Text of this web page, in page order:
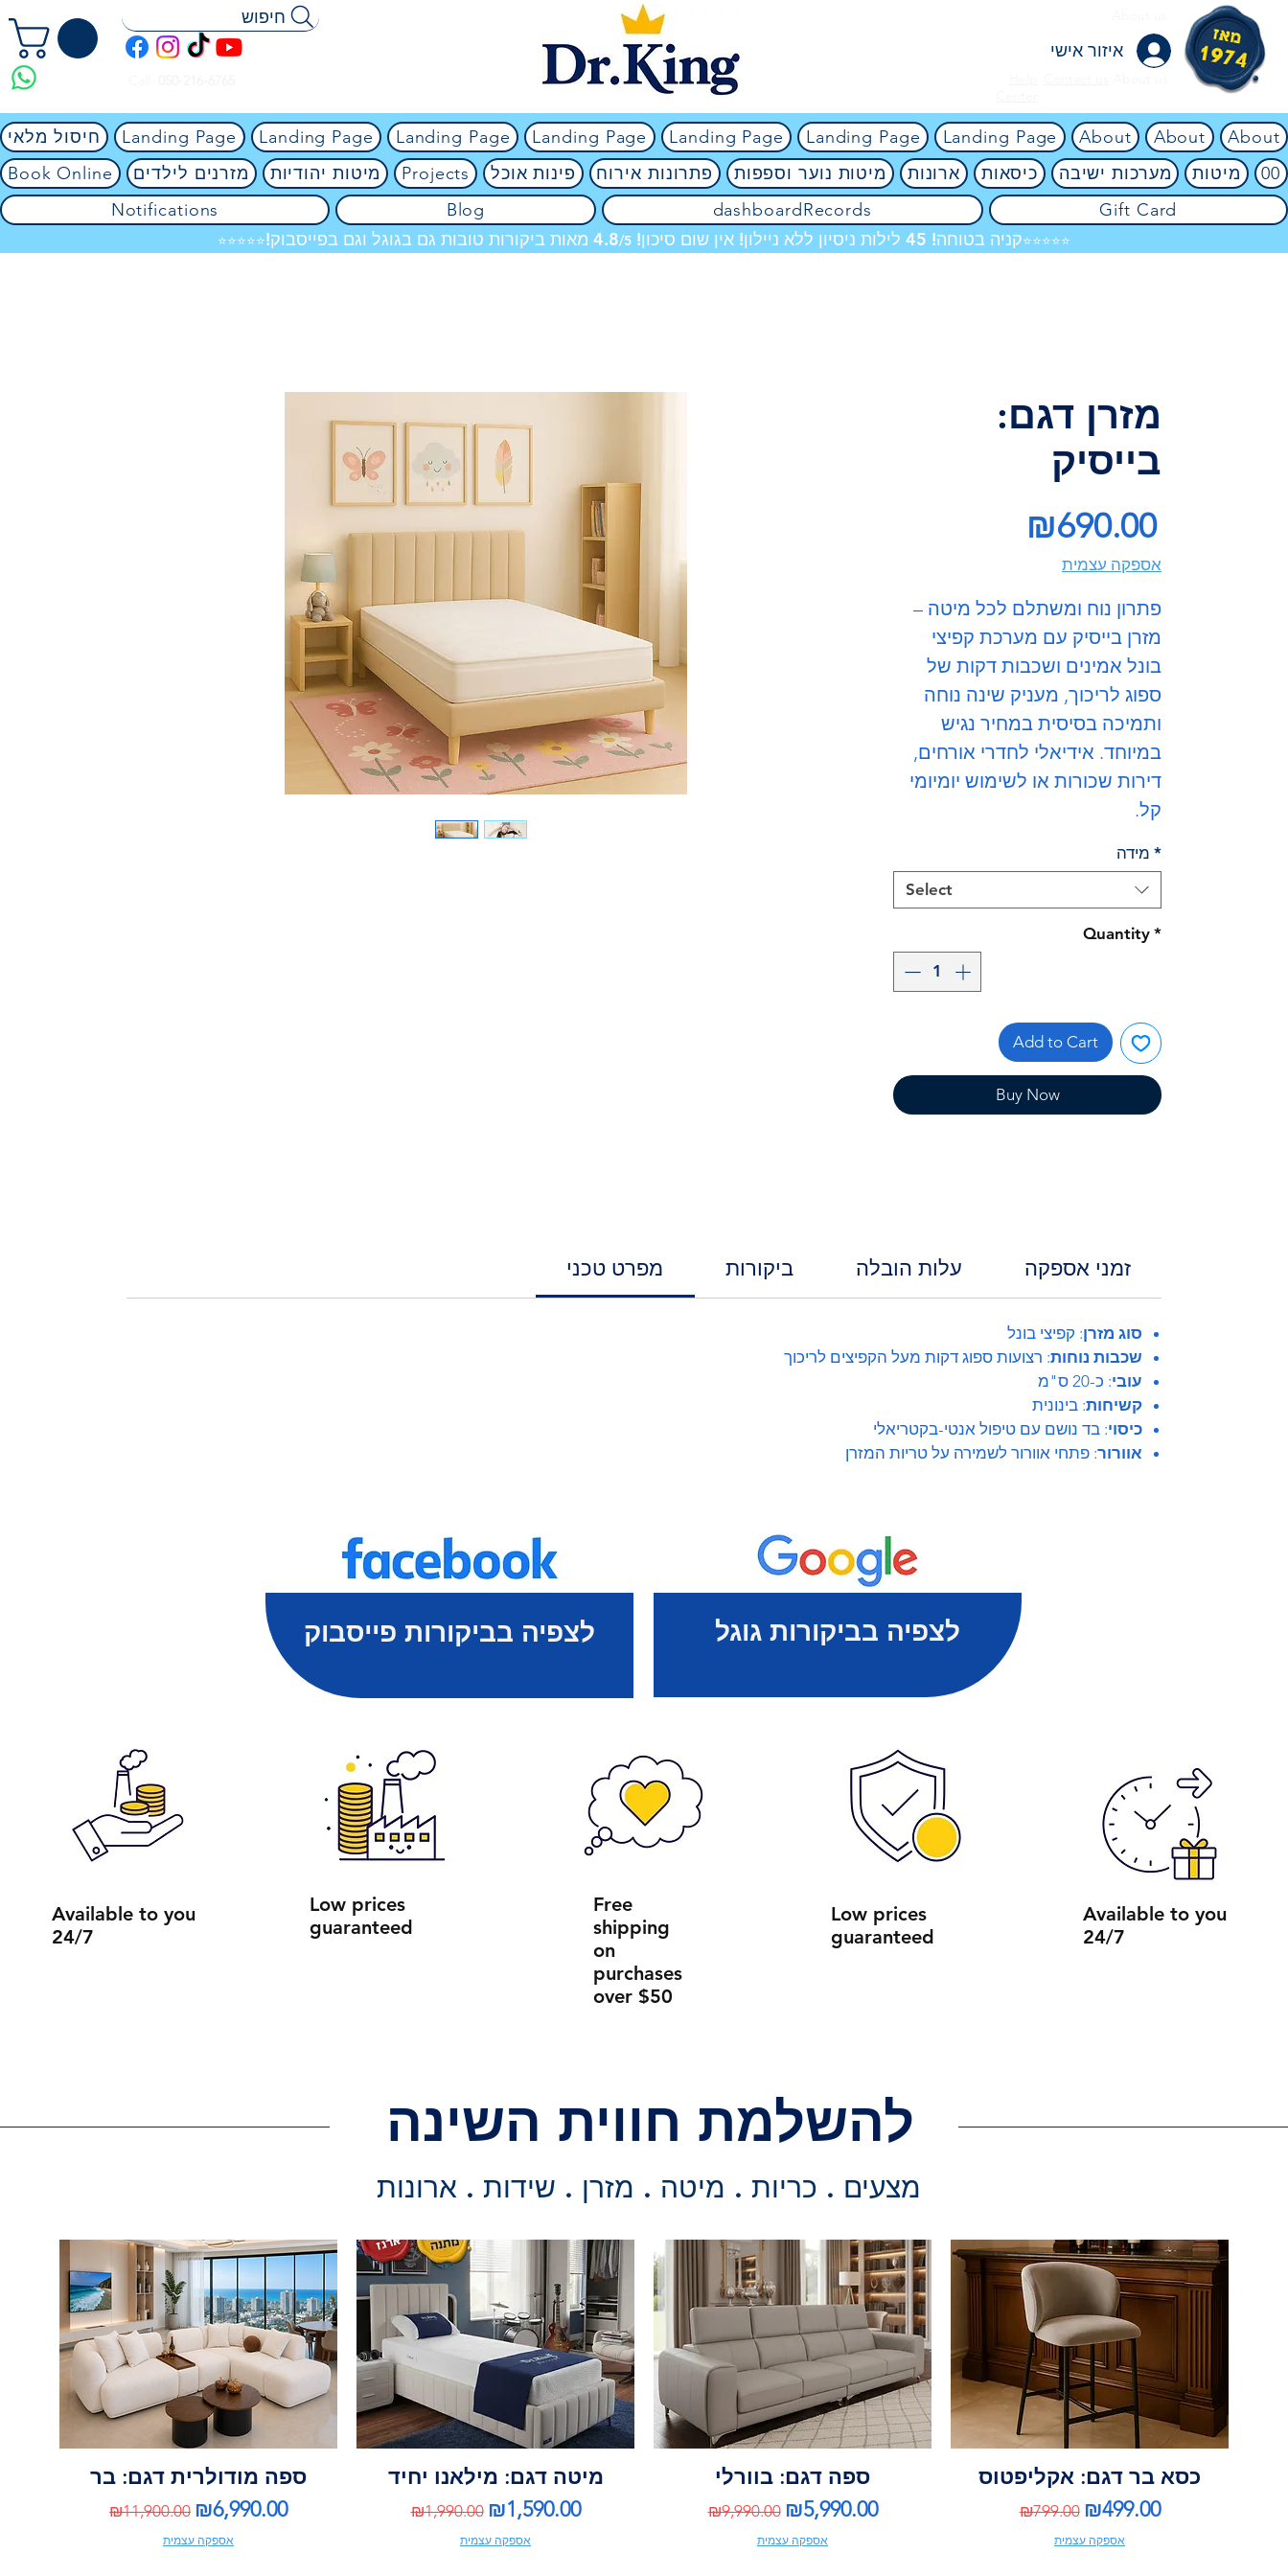
חיפוש
איזור אישי
About
About
About
Landing Page
Landing Page
Landing Page
Landing Page
Landing Page
Landing Page
Landing Page
חיסול מלאי
00
מיטות מערכות ישיבה כיסאות ארונות מיטות נוער וספפות פתרונות אירוח פינות אוכל Projects מיטות יהודיות מזרנים לילדים
Book Online
Gift Card
dashboardRecords
Blog
Notifications
⭐⭐⭐⭐⭐קניה בטוחה! 45 לילות ניסיון ללא ניילון! אין שום סיכון! 4.8 /5 מאות ביקורות טובות גם בגוגל וגם בפייסבוק!⭐⭐⭐⭐⭐
מזרן דגם:
בייסיק
₪690.00Price
אספקה עצמית
פתרון נוח ומשתלם לכל מיטה –
מזרן בייסיק עם מערכת קפיצי
בונל אמינים ושכבות דקות של
ספוג לריכוך, מעניק שינה נוחה
ותמיכה בסיסית במחיר נגיש
במיוחד. אידיאלי לחדרי אורחים,
דירות שכורות או לשימוש יומיומי
קל.
מידה *
Select
Quantity *
Add to Cart
Buy Now
מפרט טכני ביקורות עלות הובלה זמני אספקה
סוג מזרן: קפיצי בונל
שכבות נוחות: רצועות ספוג דקות מעל הקפיצים לריכוך
עובי: כ-20 ס"מ
קשיחות: בינונית
כיסוי: בד נושם עם טיפול אנטי-בקטריאלי
אוורור: פתחי אוורור לשמירה על טריות המזרן
לצפיה בביקורות פייסבוק לצפיה בביקורות גוגל
Available to you
24/7
Low prices
guaranteed
Free
shipping
on
purchases
over $50
Low prices
guaranteed
Available to you
24/7
להשלמת חווית השינה
מצעים . כריות . מיטה . מזרן . שידות . ארונות
ספה מודולרית דגם: בר
Regular Price
₪11,900.00 Sale Price
₪6,990.00
אספקה עצמית
מיטה דגם: מילאנו יחיד
Regular Price
₪1,990.00 Sale Price
₪1,590.00
אספקה עצמית
ספה דגם: בוורלי
Regular Price
₪9,990.00 Sale Price
₪5,990.00
אספקה עצמית
כסא בר דגם: אקליפטוס
Regular Price
₪799.00 Sale Price
₪499.00
אספקה עצמית